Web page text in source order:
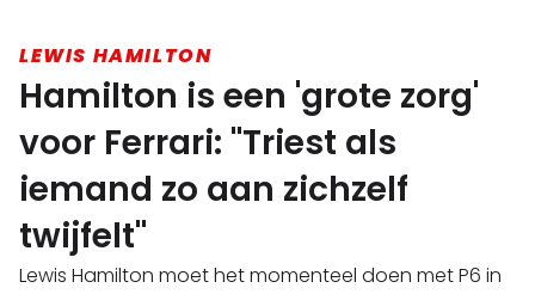
LEWIS HAMILTON
Hamilton is een 'grote zorg'
voor Ferrari: "Triest als
iemand zo aan zichzelf
twijfelt"
Lewis Hamilton moet het momenteel doen met P6 in